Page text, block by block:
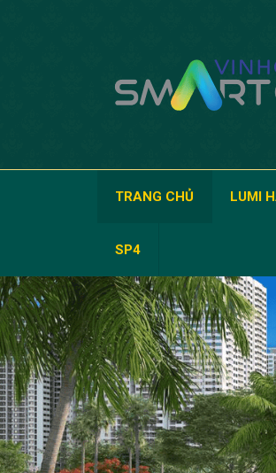
TRANG CHỦ LUMI
SP4